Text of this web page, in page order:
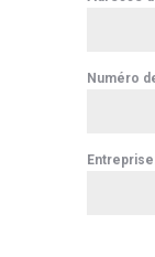
Numéro